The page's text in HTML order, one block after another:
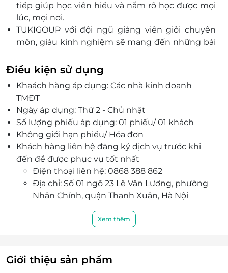
tiếp giúp học viên hiểu và nắm rõ học được mọi
lúc, mọi nơi.
TUKIGOUP với đội ngũ giảng viên giỏi chuyên
môn, giàu kinh nghiệm sẽ mang đến những bài
Điều kiện sử dụng
Khaách hàng áp dụng: Các nhà kinh doanh
TMĐT
Ngày áp dụng: Thứ 2 - Chủ nhật
Số lượng phiếu áp dụng: 01 phiếu/ 01 khách
Không giới hạn phiếu/ Hóa đơn
Khách hàng liên hệ đăng ký dịch vụ trước khi
đến để được phục vụ tốt nhất
Điện thoại liên hệ: 0868 388 862
Địa chỉ: Số 01 ngõ 23 Lê Văn Lương, phường
Nhân Chính, quận Thanh Xuân, Hà Nội
Xem thêm
Giới thiệu sản phẩm